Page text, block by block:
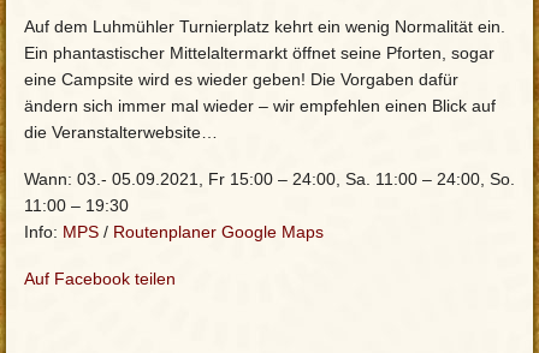
Auf dem Luhmühler Turnierplatz kehrt ein wenig Normalität ein.
Ein phantastischer Mittelaltermarkt öffnet seine Pforten, sogar
eine Campsite wird es wieder geben! Die Vorgaben dafür
ändern sich immer mal wieder – wir empfehlen einen Blick auf
die Veranstalterwebsite…
Wann: 03.- 05.09.2021, Fr 15:00 – 24:00, Sa. 11:00 – 24:00, So.
11:00 – 19:30
Info: MPS / Routenplaner Google Maps
Auf Facebook teilen